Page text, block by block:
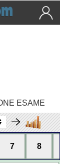
ESAME
7 8